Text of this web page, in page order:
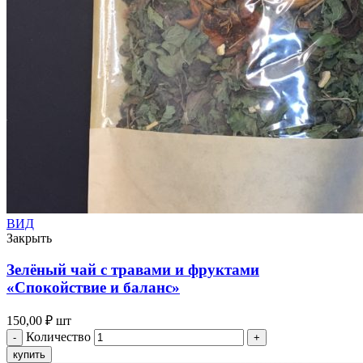
ВИД
Закрыть
Зелёный чай с травами и фруктами
«Спокойствие и баланс»
150,00 ₽ шт
Количество
купить